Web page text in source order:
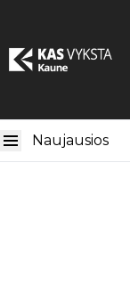
Naujausios